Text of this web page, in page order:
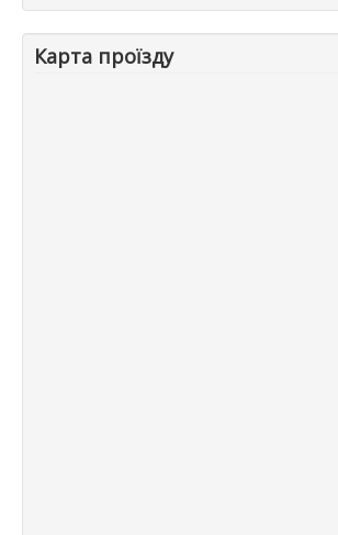
Карта проїзду